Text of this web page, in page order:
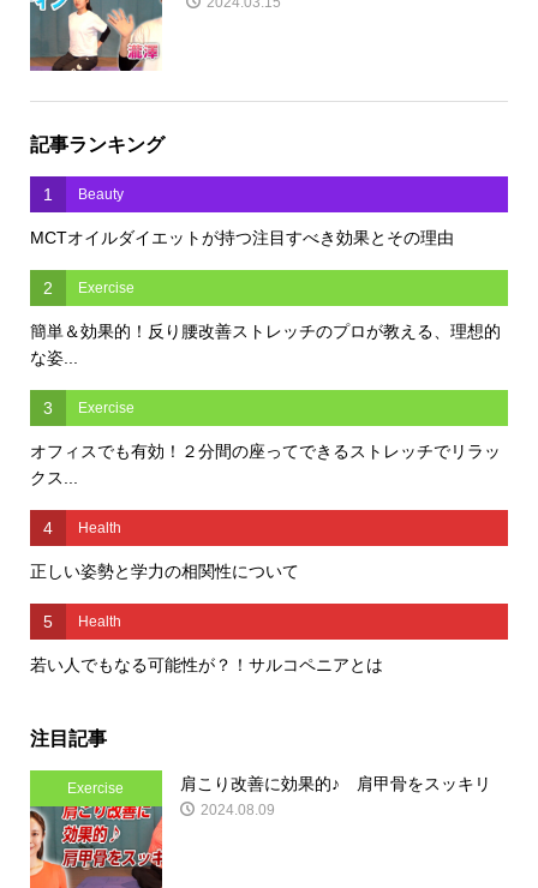
記事ランキング
1 Beauty
MCTオイルダイエットが持つ注目すべき効果とその理由
2 Exercise
簡単＆効果的！反り腰改善ストレッチのプロが教える、理想的
な姿...
3 Exercise
オフィスでも有効！２分間の座ってできるストレッチでリラッ
クス...
4 Health
正しい姿勢と学力の相関性について
5 Health
若い人でもなる可能性が？！サルコペニアとは
注目記事
Exercise 肩こり改善に効果的♪ 肩甲骨をスッキリ
2024.08.09